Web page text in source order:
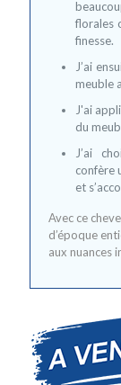
florales
finesse.
J’ai
meuble
J'ai
du
J’ai
confère
et
Avec ce
d’époque
aux nuances